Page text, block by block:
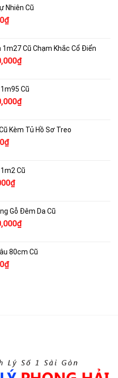
là:
Nhiên Cũ
₫Giá
là:
250,000₫.
1m27 Cũ Chạm Khắc Cổ Điển
₫Giá
là:
2,500,000₫.
Cũ
₫Giá
là:
Kèm Tủ Hồ Sơ Treo
₫Giá
là:
500,000₫.
Cũ
₫Giá
là:
850,000₫.
Gỗ Đêm Da Cũ
₫Giá
là:
80cm Cũ
₫Giá